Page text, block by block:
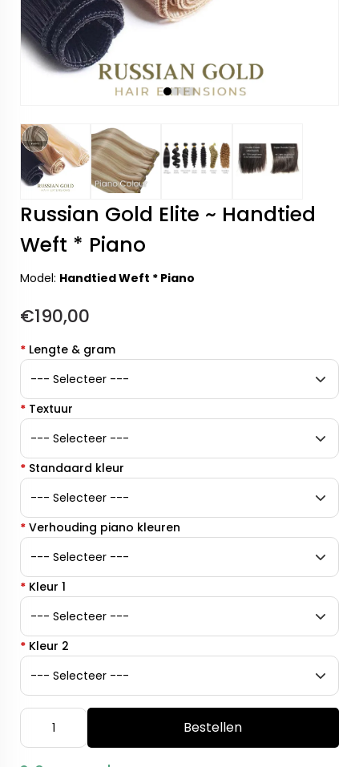
Russian Gold Elite ~ Handtied
Weft * Piano
Model: Handtied Weft * Piano
€190,00
* Lengte & gram
* Textuur
* Standaard kleur
* Verhouding piano kleuren
* Kleur 1
* Kleur 2
Bestellen